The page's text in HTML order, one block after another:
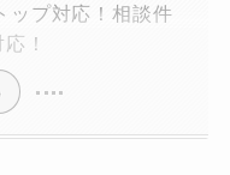
ップ対応！相談件
！